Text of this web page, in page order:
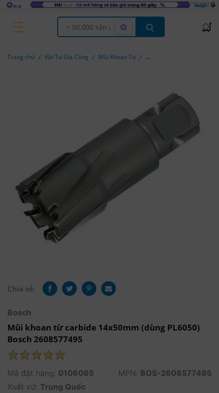
Offcanvas Menu Open
Trang chủ Vật Tư Gia Công Mũi Khoan Từ
Chia sẻ:
Bosch
Mũi khoan từ carbide 14x50mm (dùng PL6050)
Bosch 2608577495
Mã đặt hàng: 0106065 MPN: BOS-2608577495
Xuất xứ: Trung Quốc